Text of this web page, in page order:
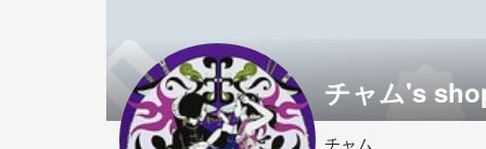
チャム's
チャム